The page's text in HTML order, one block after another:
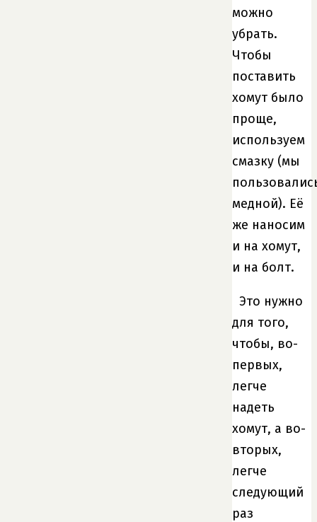
можно
убрать.
Чтобы
поставить
хомут было
проще,
используем
смазку (мы
медной). Её
же наносим
и на хомут,
и на болт.
Это нужно
для того,
чтобы, во-
первых,
легче
надеть
хомут, а во-
вторых,
легче
следующий
раз